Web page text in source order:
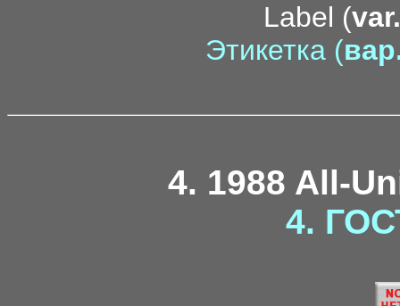
Label (
Этикетка (
4. 1988 All-
4.